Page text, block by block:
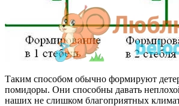
Таким способом обычно формируют
помидоры. Они способны давать
наших не слишком благоприятных